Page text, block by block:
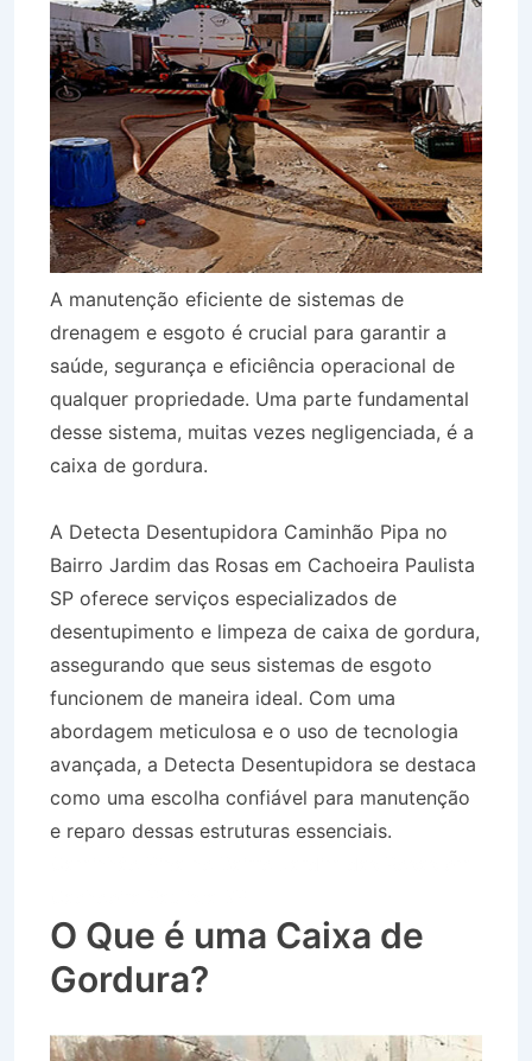
A manutenção eficiente de sistemas de
drenagem e esgoto é crucial para garantir a
saúde, segurança e eficiência operacional de
qualquer propriedade. Uma parte fundamental
desse sistema, muitas vezes negligenciada, é a
caixa de gordura.
A Detecta Desentupidora Caminhão Pipa no
Bairro Jardim das Rosas em Cachoeira Paulista
SP oferece serviços especializados de
desentupimento e limpeza de caixa de gordura,
assegurando que seus sistemas de esgoto
funcionem de maneira ideal. Com uma
abordagem meticulosa e o uso de tecnologia
avançada, a Detecta Desentupidora se destaca
como uma escolha confiável para manutenção
e reparo dessas estruturas essenciais.
O Que é uma Caixa de
Gordura?